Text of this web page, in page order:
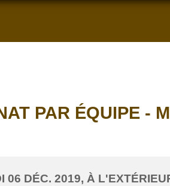
PAR ÉQUIPE -
06 DÉC. 2019, À